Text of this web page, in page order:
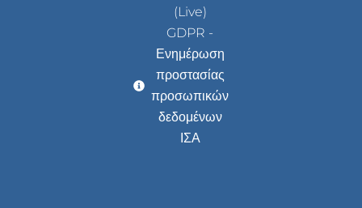
(Live)
GDPR -
Ενημέρωση
προστασίας
προσωπικών
δεδομένων
ΙΣΑ